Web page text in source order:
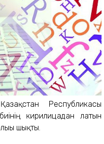
Республикасы
кирилицадан латын
шықты.